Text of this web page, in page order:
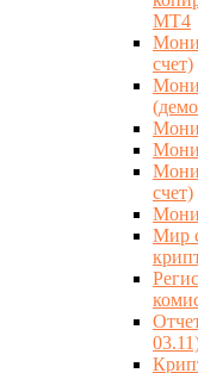
МТ4
счет)
счет)
Мир